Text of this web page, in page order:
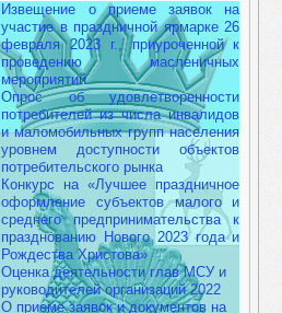
Извещение о приеме заявок на
участие в праздничной ярмарке 26
февраля 2023 г., приуроченной к
проведению масленичных
мероприятий
Опрос об удовлетворенности
потребителей из числа инвалидов
и маломобильных групп населения
уровнем доступности объектов
потребительского рынка
Конкурс на «Лучшее праздничное
оформление субъектов малого и
среднего предпринимательства к
празднованию Нового 2023 года и
Рождества Христова»
Оценка деятельности глав МСУ и
руководителей организаций 2022
О приеме заявок и документов на